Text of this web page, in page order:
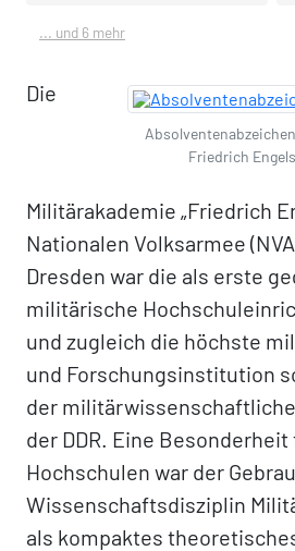
... und 6 mehr
Absolventenabzeichen
Friedrich Engels
Die
Militärakademie „Friedrich
Nationalen Volksarmee
Dresden war die als erste
militärische
und zugleich die höchste
und Forschungsinstitution
der
der DDR. Eine
Hochschulen war der
Wissenschaftsdisziplin
als kompaktes